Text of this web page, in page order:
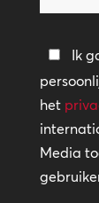
helpen?
*
Ik
het
Media